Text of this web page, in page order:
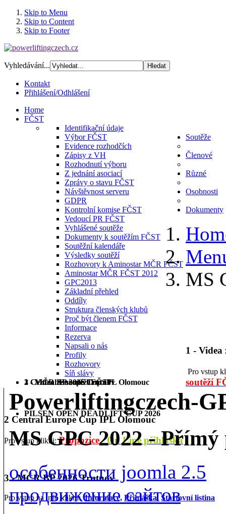
Skip to Menu
Skip to Content
Skip to Footer
Vyhledávání...
Kontakt
Přihlášení/Odhlášení
Home
FČST
Identifikační údaje
Výbor FČST
Evidence rozhodčích
Zápisy z VH
Rozhodnutí výboru
Z jednání asociací
Zprávy o stavu FČST
Návštěvnost serveru
GDPR
Kontrolní komise FČST
Vedoucí PR FČST
Soutěže
Vyhlášené soutěže
Dokumenty k soutěžím FČST
Soutěžní kalendáře
Výsledky soutěží
Rozhovory k Aminostar MČR FČST
Aminostar MČR FČST 2012
GPC2013
Členové
Základní přehled
Oddíly
Struktura členských klubů
Proč být členem FČST
Různé
Informace
Rezerva
Osobnosti
Napsali o nás
Profily
Rozhovory
Síň slávy
Dokumenty
MS
1 - Videa ze soutěží FČST
2 Central Europe Cup IPL Olomouc
3 - MČR BP 2026 Trutnov
PILSEN OPEN DEADLIFT CUP 2026
1 - Videa
Pro vstup
soutěží
2 Central Europe Cup IPL Olomouc
Pro vstup klikni: Propozice On Line přihláška
3 - MČR BP 2026 Trutnov
Pro vstup na info klikni: Informace, Přihláška , Startovní listina
Powerliftingczech-
MS GPC 2022 - Přímý
особенности joomla 2.5
продвижение сайтов